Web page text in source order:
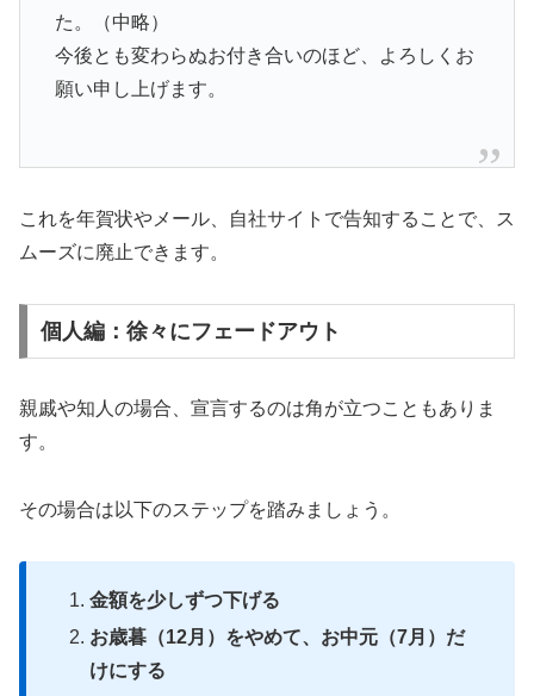
た。（中略）
今後とも変わらぬお付き合いのほど、よろしくお
願い申し上げます。
これを年賀状やメール、自社サイトで告知することで、ス
ムーズに廃止できます。
個人編：徐々にフェードアウト
親戚や知人の場合、宣言するのは角が立つこともありま
す。
その場合は以下のステップを踏みましょう。
金額を少しずつ下げる
お歳暮（12月）をやめて、お中元（7月）だ
けにする